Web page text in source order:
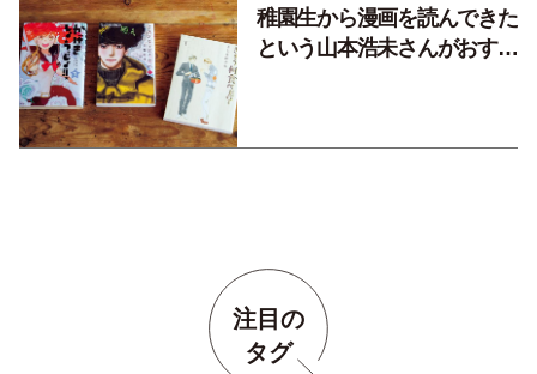
稚園生から漫画を読んできた
という山本浩未さんがおすす
注目の
タグ